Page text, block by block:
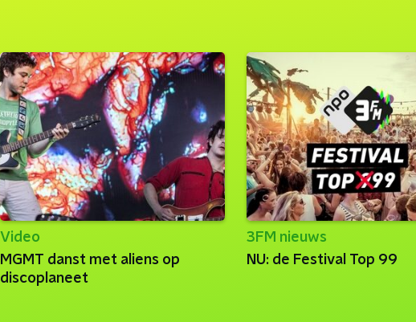
Video
MGMT danst met aliens op
discoplaneet
3FM nieuws
NU: de Festival Top 99